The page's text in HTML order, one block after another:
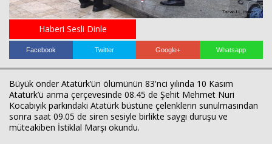
Haberi Sesli Dinle
Facebook Twitter Google+ Whatsapp
Büyük önder Atatürk’ün ölümünün 83'nci yılında 10 Kasım
Atatürk’ü anma çerçevesinde 08.45 de Şehit Mehmet Nuri
Kocabıyık parkındaki Atatürk büstüne çelenklerin sunulmasından
sonra saat 09.05 de siren sesiyle birlikte saygı duruşu ve
müteakiben İstiklal Marşı okundu.
İLETİŞİM
Haberin Doğru Adresi.